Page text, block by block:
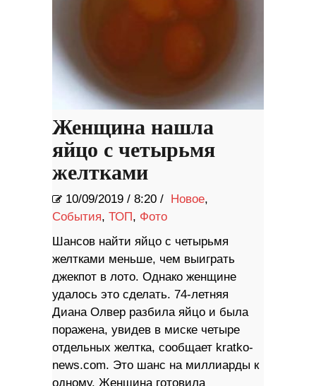
Женщина нашла
яйцо с четырьмя
желтками
10/09/2019 / 8:20 / Новое,
События, ТОП, Фото
Шансов найти яйцо с четырьмя
желтками меньше, чем выиграть
джекпот в лото. Однако женщине
удалось это сделать. 74-летняя
Диана Олвер разбила яйцо и была
поражена, увидев в миске четыре
отдельных желтка, сообщает kratko-
news.com. Это шанс на миллиарды к
одному. Женщина готовила